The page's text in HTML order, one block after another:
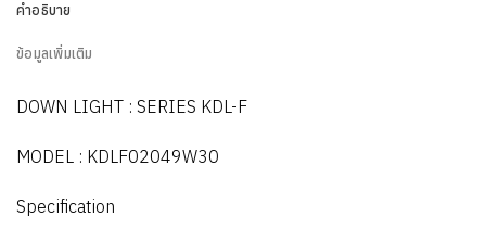
คำอธิบาย
ข้อมูลเพิ่มเติม
DOWN LIGHT : SERIES KDL-F
MODEL : KDLF02049W30
Specification